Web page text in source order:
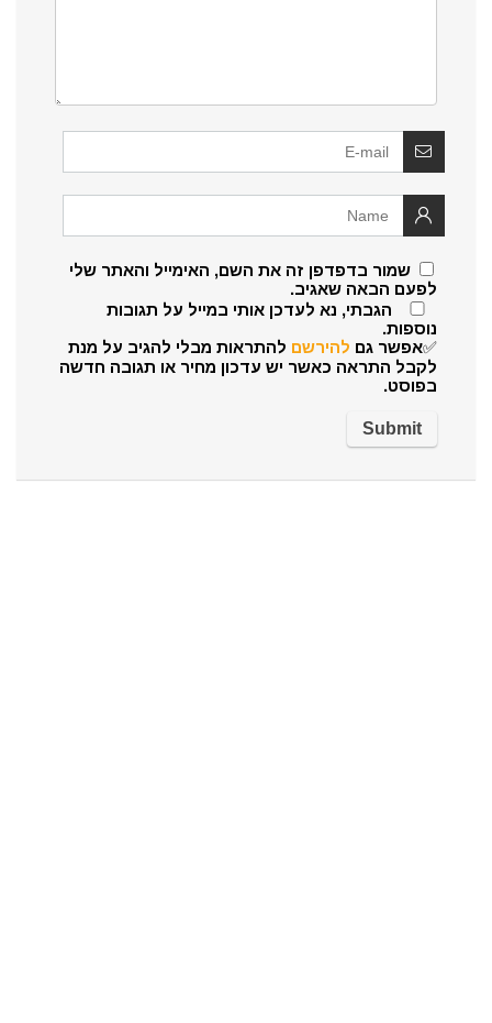
שמור בדפדפן זה את השם, האימייל והאתר שלי
לפעם הבאה שאגיב.
הגבתי, נא לעדכן אותי במייל על תגובות
נוספות.
✅אפשר גם להירשם להתראות מבלי להגיב על מנת
לקבל התראה כאשר יש עדכון מחיר או תגובה חדשה
בפוסט.